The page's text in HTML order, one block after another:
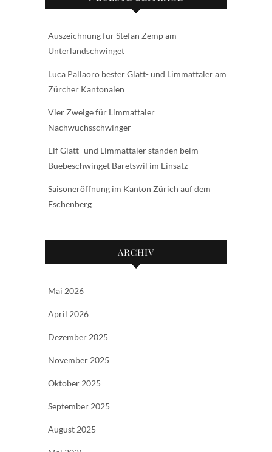
Auszeichnung für Stefan Zemp am
Unterlandschwinget
Luca Pallaoro bester Glatt- und Limmattaler am
Zürcher Kantonalen
Vier Zweige für Limmattaler
Nachwuchsschwinger
Elf Glatt- und Limmattaler standen beim
Buebeschwinget Bäretswil im Einsatz
Saisoneröffnung im Kanton Zürich auf dem
Eschenberg
ARCHIV
Mai 2026
April 2026
Dezember 2025
November 2025
Oktober 2025
September 2025
August 2025